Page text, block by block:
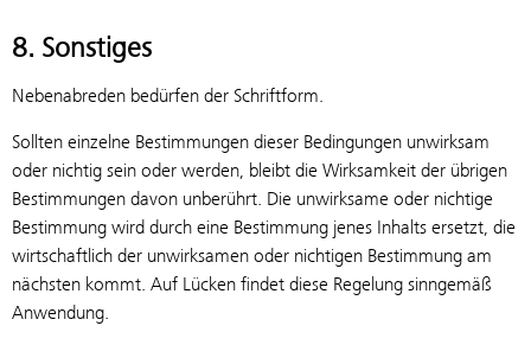
8. Sonstiges
Nebenabreden bedürfen der Schriftform.
Sollten einzelne Bestimmungen dieser Bedingungen unwirksam
oder nichtig sein oder werden, bleibt die Wirksamkeit der übrigen
Bestimmungen davon unberührt. Die unwirksame oder nichtige
Bestimmung wird durch eine Bestimmung jenes Inhalts ersetzt, die
wirtschaftlich der unwirksamen oder nichtigen Bestimmung am
nächsten kommt. Auf Lücken findet diese Regelung sinngemäß
Anwendung.